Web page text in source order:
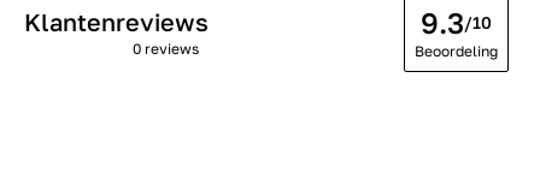
Klantenreviews
0 reviews
9.3/10
Beoordeling